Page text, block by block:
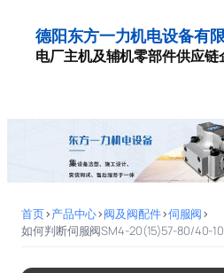
德阳东方一力机电设备有
电厂主机及辅机零部件供应链
首页>产品中心>阀及阀配件>伺服阀>
如何判断伺服阀SM4-20(15)57-80/40-